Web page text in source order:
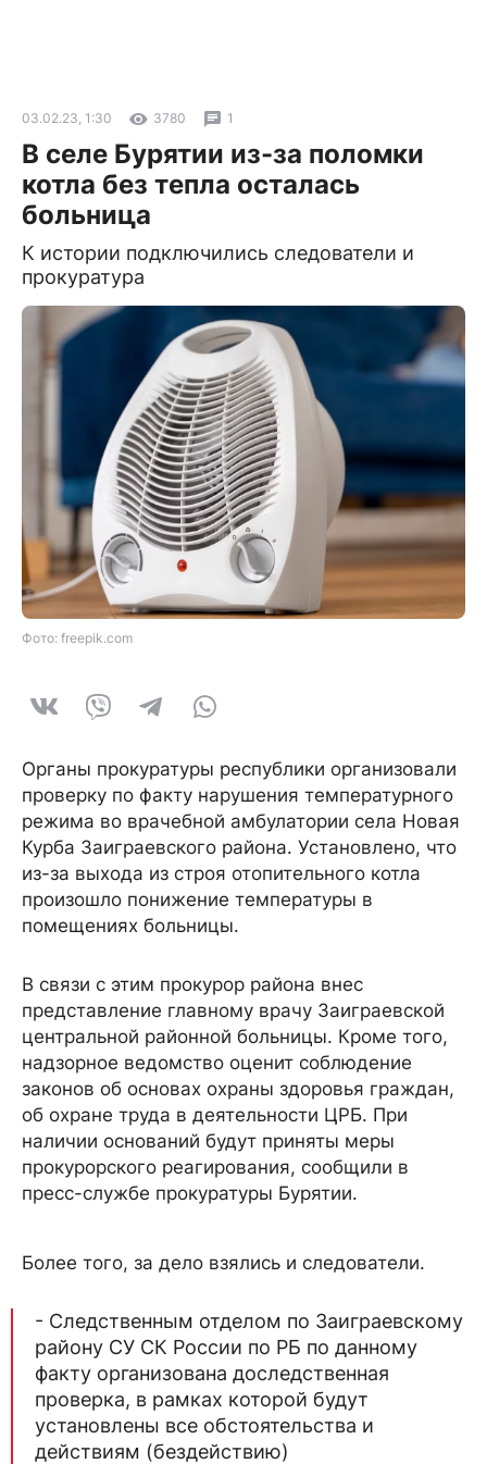
03.02.23, 1:30 3780 1
В селе Бурятии из-за поломки
котла без тепла осталась
больница
К истории подключились следователи и
прокуратура
Фото: freepik.com
Органы прокуратуры республики организовали
проверку по факту нарушения температурного
режима во врачебной амбулатории села Новая
Курба Заиграевского района. Установлено, что
из-за выхода из строя отопительного котла
произошло понижение температуры в
помещениях больницы.
В связи с этим прокурор района внес
представление главному врачу Заиграевской
центральной районной больницы. Кроме того,
надзорное ведомство оценит соблюдение
законов об основах охраны здоровья граждан,
об охране труда в деятельности ЦРБ. При
наличии оснований будут приняты меры
прокурорского реагирования, сообщили в
пресс-службе прокуратуры Бурятии.
Более того, за дело взялись и следователи.
- Следственным отделом по Заиграевскому
району СУ СК России по РБ по данному
факту организована доследственная
проверка, в рамках которой будут
установлены все обстоятельства и
действиям (бездействию)